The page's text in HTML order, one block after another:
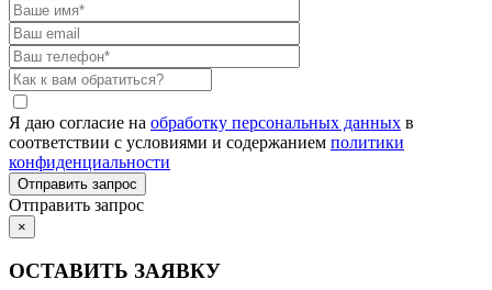
Я даю согласие на обработку персональных данных в
соответствии с условиями и содержанием политики
конфиденциальности
Отправить запрос
×
ОСТАВИТЬ ЗАЯВКУ